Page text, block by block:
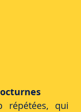
répétées, qui